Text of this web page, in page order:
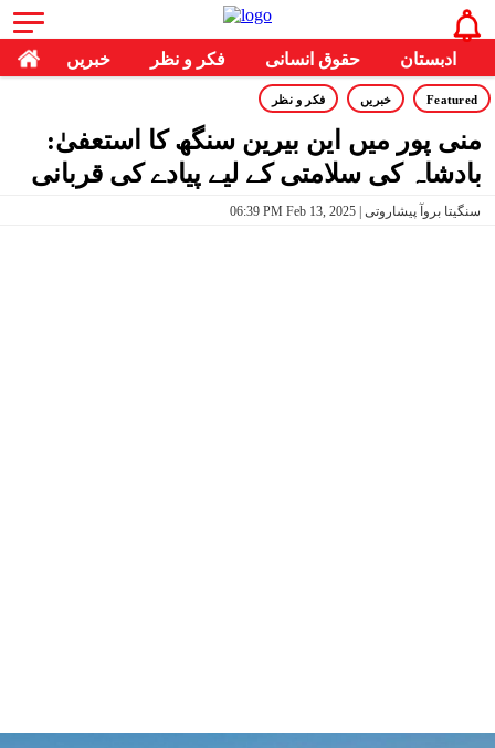
خبریں فکر و نظر حقوق انسانی ادبستان
Featured خبریں فکر و نظر
منی پور میں این بیرین سنگھ کا استعفیٰ:
بادشاہ کی سلامتی کے لیے پیادے کی قربانی
06:39 PM Feb 13, 2025 | سنگیتا بروآ پیشاروتی